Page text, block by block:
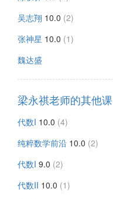
吴志翔 10.0 (2)
张神星 10.0 (1)
魏达盛
梁永祺老师的其他课
代数I 10.0 (4)
纯粹数学前沿 10.0 (2)
代数I 9.0 (2)
代数II 10.0 (1)